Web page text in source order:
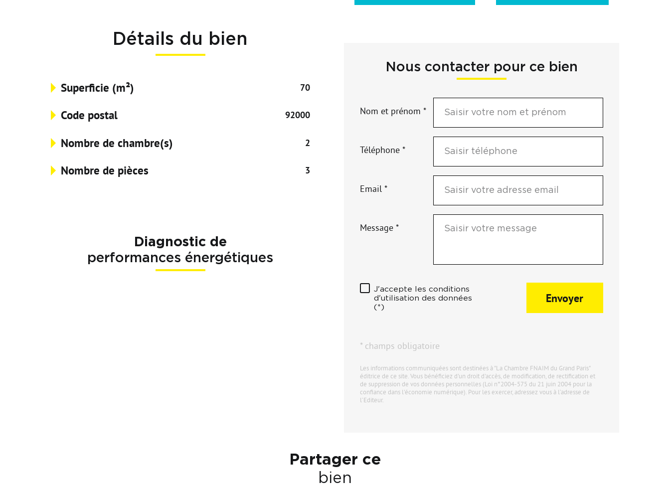
Détails du bien
Superficie (m²) 70
Code postal 92000
Nombre de chambre(s) 2
Nombre de pièces 3
Diagnostic de
performances énergétiques
Nous contacter pour ce bien
Nom et prénom *
Téléphone *
Email *
Message *
J'accepte les conditions
d'utilisation des données
(*)
Envoyer
* champs obligatoire
Les informations communiquées sont destinées à "La Chambre FNAIM du Grand Paris"
éditrice de ce site. Vous bénéficiez d'un droit d'accès, de modification, de rectification et
de suppression de vos données personnelles (Loi n°2004-575 du 21 juin 2004 pour la
confiance dans l'économie numérique). Pour les exercer, adressez vous à l’adresse de
l’Editeur.
Partager ce
bien